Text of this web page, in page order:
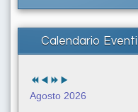
r
.
Calendario Eventi
Agosto 2026